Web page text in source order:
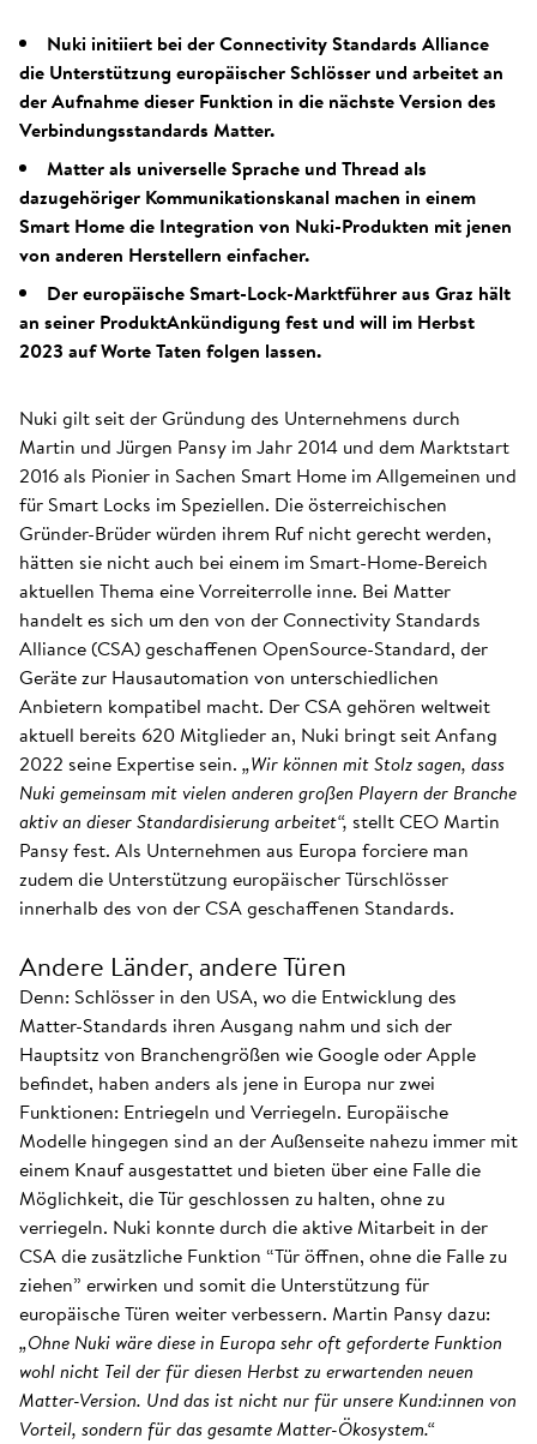
Nuki initiiert bei der Connectivity Standards Alliance
die Unterstützung europäischer Schlösser und arbeitet an
der Aufnahme dieser Funktion in die nächste Version des
Verbindungsstandards Matter.
Matter als universelle Sprache und Thread als
dazugehöriger Kommunikationskanal machen in einem
Smart Home die Integration von Nuki-Produkten mit jenen
von anderen Herstellern einfacher.
Der europäische Smart-Lock-Marktführer aus Graz hält
an seiner ProduktAnkündigung fest und will im Herbst
2023 auf Worte Taten folgen lassen.
Nuki gilt seit der Gründung des Unternehmens durch
Martin und Jürgen Pansy im Jahr 2014 und dem Marktstart
2016 als Pionier in Sachen Smart Home im Allgemeinen und
für Smart Locks im Speziellen. Die österreichischen
Gründer-Brüder würden ihrem Ruf nicht gerecht werden,
hätten sie nicht auch bei einem im Smart-Home-Bereich
aktuellen Thema eine Vorreiterrolle inne. Bei Matter
handelt es sich um den von der Connectivity Standards
Alliance (CSA) geschaffenen OpenSource-Standard, der
Geräte zur Hausautomation von unterschiedlichen
Anbietern kompatibel macht. Der CSA gehören weltweit
aktuell bereits 620 Mitglieder an, Nuki bringt seit Anfang
2022 seine Expertise sein. „Wir können mit Stolz sagen, dass
Nuki gemeinsam mit vielen anderen großen Playern der Branche
aktiv an dieser Standardisierung arbeitet“, stellt CEO Martin
Pansy fest. Als Unternehmen aus Europa forciere man
zudem die Unterstützung europäischer Türschlösser
innerhalb des von der CSA geschaffenen Standards.
Andere Länder, andere Türen
Denn: Schlösser in den USA, wo die Entwicklung des
Matter-Standards ihren Ausgang nahm und sich der
Hauptsitz von Branchengrößen wie Google oder Apple
befindet, haben anders als jene in Europa nur zwei
Funktionen: Entriegeln und Verriegeln. Europäische
Modelle hingegen sind an der Außenseite nahezu immer mit
einem Knauf ausgestattet und bieten über eine Falle die
Möglichkeit, die Tür geschlossen zu halten, ohne zu
verriegeln. Nuki konnte durch die aktive Mitarbeit in der
CSA die zusätzliche Funktion “Tür öffnen, ohne die Falle zu
ziehen” erwirken und somit die Unterstützung für
europäische Türen weiter verbessern. Martin Pansy dazu:
„Ohne Nuki wäre diese in Europa sehr oft geforderte Funktion
wohl nicht Teil der für diesen Herbst zu erwartenden neuen
Matter-Version. Und das ist nicht nur für unsere Kund:innen von
Vorteil, sondern für das gesamte Matter-Ökosystem.“